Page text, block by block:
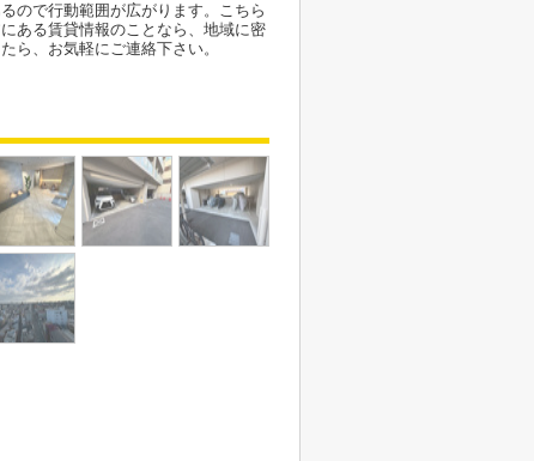
ので行動範囲が広がります。こちら
ある賃貸情報のことなら、地域に密
ら、お気軽にご連絡下さい。